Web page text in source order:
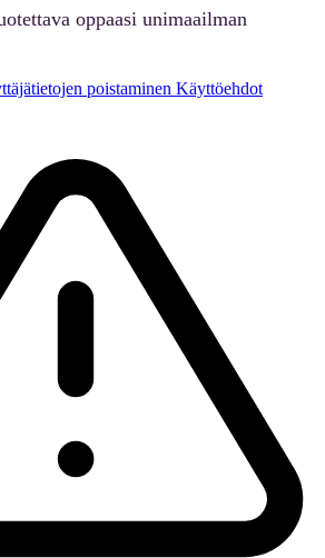
oppaasi unimaailman
poistaminen Käyttöehdot